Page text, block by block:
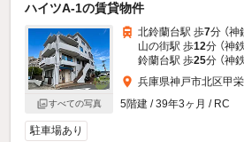
ハイツA-1の賃貸物件
すべての写真
北鈴蘭台駅 歩7分 （神
山の街駅 歩12分 （神
鈴蘭台駅 歩25分 （神
兵庫県神戸市北区甲
5階建 / 39年3ヶ月 / RC
駐車場あり